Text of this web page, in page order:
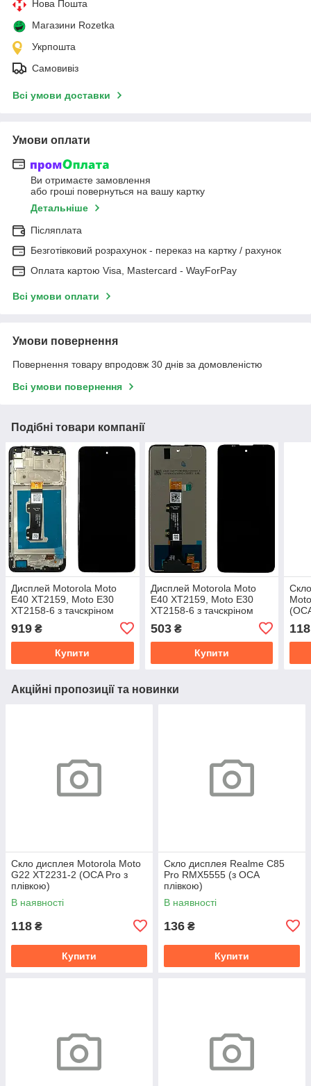
Нова Пошта
Магазини Rozetka
Укрпошта
Самовивіз
Всі умови доставки
Умови оплати
Ви отримаєте замовлення
або гроші повернуться на вашу картку
Детальніше
Післяплата
Безготівковий розрахунок - переказ на картку / рахунок
Оплата картою Visa, Mastercard - WayForPay
Всі умови оплати
Умови повернення
Повернення товару впродовж 30 днів за домовленістю
Всі умови повернення
Подібні товари компанії
Дисплей Motorola Moto
E40 XT2159, Moto E30
XT2158-6 з тачскріном
(оригинал Китай с рамкой)
919 ₴
Купити
Дисплей Motorola Moto
E40 XT2159, Moto E30
XT2158-6 з тачскріном
503₴
Купити
118
Акційні пропозиції та новинки
Скло дисплея Motorola Moto
G22 XT2231-2 (OCA Pro з
плівкою)
В наявності
118 ₴
Купити
Скло дисплея Realme C85
Pro RMX5555 (з OCA
плівкою)
В наявності
136 ₴
Купити